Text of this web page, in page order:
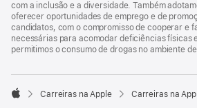
com a inclusão e a diversidade. Também
oferecer oportunidades de emprego e de
candidatos, com o compromisso de cooperar e
necessárias para acomodar deficiências físicas
permitimos o consumo de drogas no ambiente

Carreiras na Apple Carreiras na